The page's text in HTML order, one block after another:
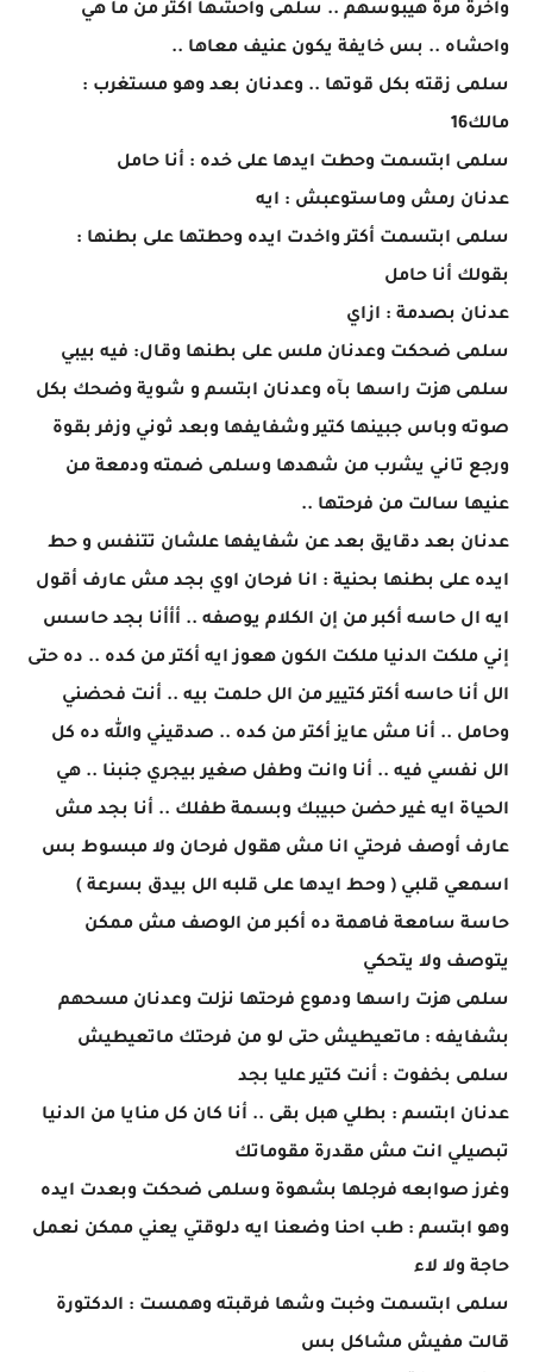
وآخرة مرة هيبوسهم .. سلمى واحشها اكتر من ما هي
واحشاه .. بس خايفة يكون عنيف معاها ..
سلمى زقته بكل قوتها .. وعدنان بعد وهو مستغرب :
مالك16
سلمى ابتسمت وحطت ايدها على خده : أنا حامل
عدنان رمش وماستوعبش : ايه
سلمى ابتسمت أكتر واخدت ايده وحطتها على بطنها :
بقولك أنا حامل
عدنان بصدمة : ازاي
سلمى ضحكت وعدنان ملس على بطنها وقال: فيه بيبي
سلمى هزت راسها بآه وعدنان ابتسم و شوية وضحك بكل
صوته وباس جبينها كتير وشفايفها وبعد ثوني وزفر بقوة
ورجع تاني يشرب من شهدها وسلمى ضمته ودمعة من
عنيها سالت من فرحتها ..
عدنان بعد دقايق بعد عن شفايفها علشان تتنفس و حط
ايده على بطنها بحنية : انا فرحان اوي بجد مش عارف أقول
ايه ال حاسه أكبر من إن الكلام يوصفه .. أأأنا بجد حاسس
إني ملكت الدنيا ملكت الكون هعوز ايه أكتر من كده .. ده حتى
الل أنا حاسه أكتر كتيير من الل حلمت بيه .. أنت فحضني
وحامل .. أنا مش عايز أكتر من كده .. صدقيني والله ده كل
الل نفسي فيه .. أنا وانت وطفل صغير بيجري جنبنا .. هي
الحياة ايه غير حضن حبيبك وبسمة طفلك .. أنا بجد مش
عارف أوصف فرحتي انا مش هقول فرحان ولا مبسوط بس
اسمعي قلبي ( وحط ايدها على قلبه الل بيدق بسرعة )
حاسة سامعة فاهمة ده أكبر من الوصف مش ممكن
يتوصف ولا يتحكي
سلمى هزت راسها ودموع فرحتها نزلت وعدنان مسحهم
بشفايفه : ماتعيطيش حتى لو من فرحتك ماتعيطيش
سلمى بخفوت : أنت كتير عليا بجد
عدنان ابتسم : بطلي هبل بقى .. أنا كان كل منايا من الدنيا
تبصيلي انت مش مقدرة مقوماتك
وغرز صوابعه فرجلها بشهوة وسلمى ضحكت وبعدت ايده
وهو ابتسم : طب احنا وضعنا ايه دلوقتي يعني ممكن نعمل
حاجة ولا لاء
سلمى ابتسمت وخبت وشها فرقبته وهمست : الدكتورة
قالت مفيش مشاكل بس